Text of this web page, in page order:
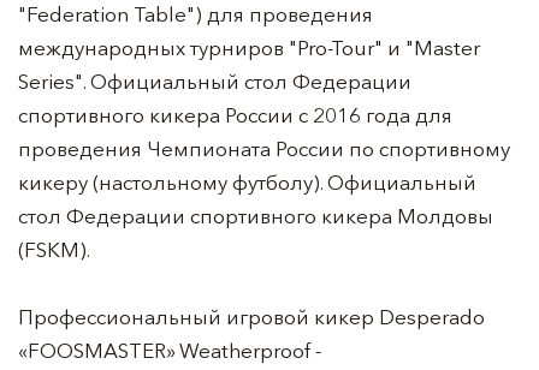
"Federation Table") для проведения
международных турниров "Pro-Tour" и "Master
Series". Официальный стол Федерации
спортивного кикера России с 2016 года для
проведения Чемпионата России по спортивному
кикеру (настольному футболу). Официальный
стол Федерации спортивного кикера Молдовы
(FSKM).
Профессиональный игровой кикер Desperado
«FOOSMASTER» Weatherproof -